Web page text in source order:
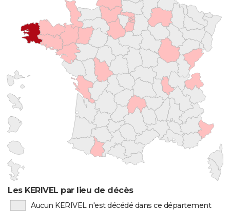
Les KERIVEL par lieu de décès
Aucun KERIVEL n'est décédé dans ce département